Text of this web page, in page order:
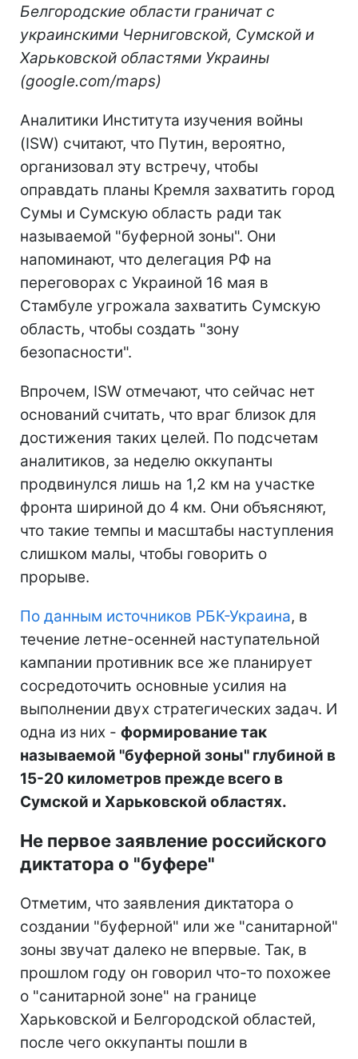
Белгородские области граничат с
украинскими Черниговской, Сумской и
Харьковской областями Украины
(google.com/maps)
Аналитики Института изучения войны
(ISW) считают, что Путин, вероятно,
организовал эту встречу, чтобы
оправдать планы Кремля захватить город
Сумы и Сумскую область ради так
называемой "буферной зоны". Они
напоминают, что делегация РФ на
переговорах с Украиной 16 мая в
Стамбуле угрожала захватить Сумскую
область, чтобы создать "зону
безопасности".
Впрочем, ISW отмечают, что сейчас нет
оснований считать, что враг близок для
достижения таких целей. По подсчетам
аналитиков, за неделю оккупанты
продвинулся лишь на 1,2 км на участке
фронта шириной до 4 км. Они объясняют,
что такие темпы и масштабы наступления
слишком малы, чтобы говорить о
прорыве.
По данным источников РБК-Украина, в
течение летне-осенней наступательной
кампании противник все же планирует
сосредоточить основные усилия на
выполнении двух стратегических задач. И
одна из них - формирование так
называемой "буферной зоны" глубиной в
15-20 километров прежде всего в
Сумской и Харьковской областях.
Не первое заявление российского
диктатора о "буфере"
Отметим, что заявления диктатора о
создании "буферной" или же "санитарной"
зоны звучат далеко не впервые. Так, в
прошлом году он говорил что-то похожее
о "санитарной зоне" на границе
Харьковской и Белгородской областей,
после чего оккупанты пошли в